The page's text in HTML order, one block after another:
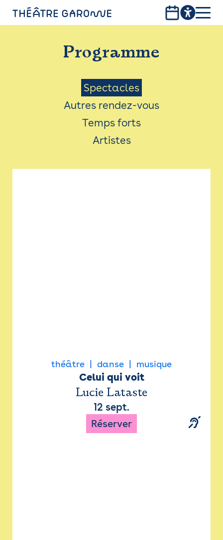
PROGRAMME
INFOS PRATIQUES
AVEC LES PUBLICS
ACCESSIBILITÉ
LES PRODUCTIONS
Programme
Menu
Saison
Spectacles
Autres rendez-vous
Temps forts
Artistes
théâtre danse musique
Celui qui voit
Lucie Lataste
12 sept.
Réserver